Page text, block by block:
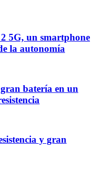
5G, un smartphone
la autonomía
batería en un
y gran